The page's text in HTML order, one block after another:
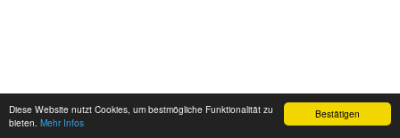
Bestätigen
Diese Website nutzt Cookies, um bestmögliche Funktionalität zu
bieten. Mehr Infos